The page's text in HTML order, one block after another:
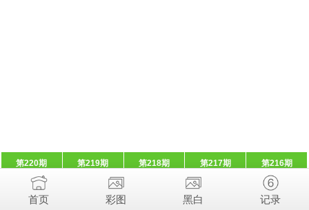
第220期 第219期 第218期 第217期 第216期
首页 彩图 黑白 记录